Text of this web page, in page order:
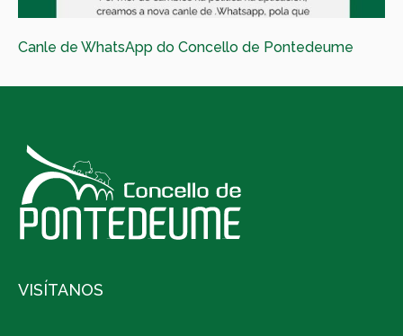
Canle de WhatsApp do Concello de Pontedeume
VISÍTANOS